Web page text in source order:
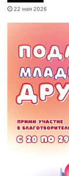
22 мая 2026